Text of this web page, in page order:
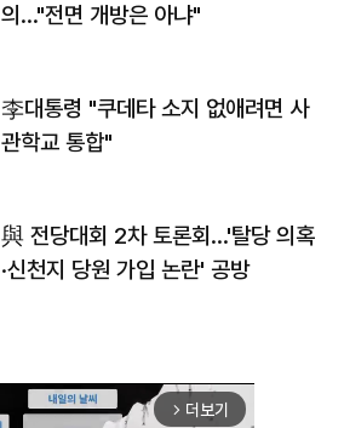
의…"전면 개방은 아냐"
李대통령 "쿠데타 소지 없애려면 사
관학교 통합"
與 전당대회 2차 토론회…'탈당 의혹
·신천지 당원 가입 논란' 공방
arrow_forward_ios 더보기